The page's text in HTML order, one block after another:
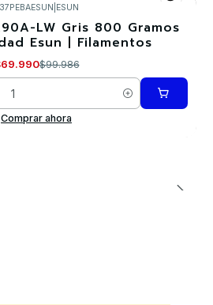
ESUN
LW Gris 800 Gramos
Esun | Filamentos
$99.986
Comprar ahora